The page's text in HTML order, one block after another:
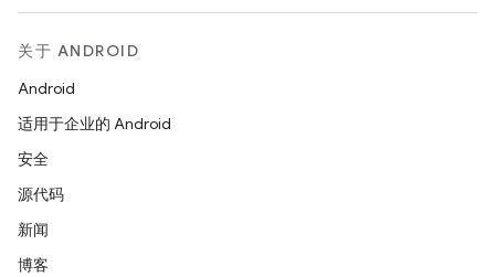
关于 ANDROID
Android
适用于企业的 Android
安全
源代码
新闻
博客